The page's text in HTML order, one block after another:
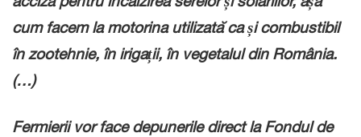
cum facem la motorina utilizată ca și combustibil
în zootehnie, în irigații, în vegetalul din România.
(…)
Fermierii vor face depunerile direct la Fondul de